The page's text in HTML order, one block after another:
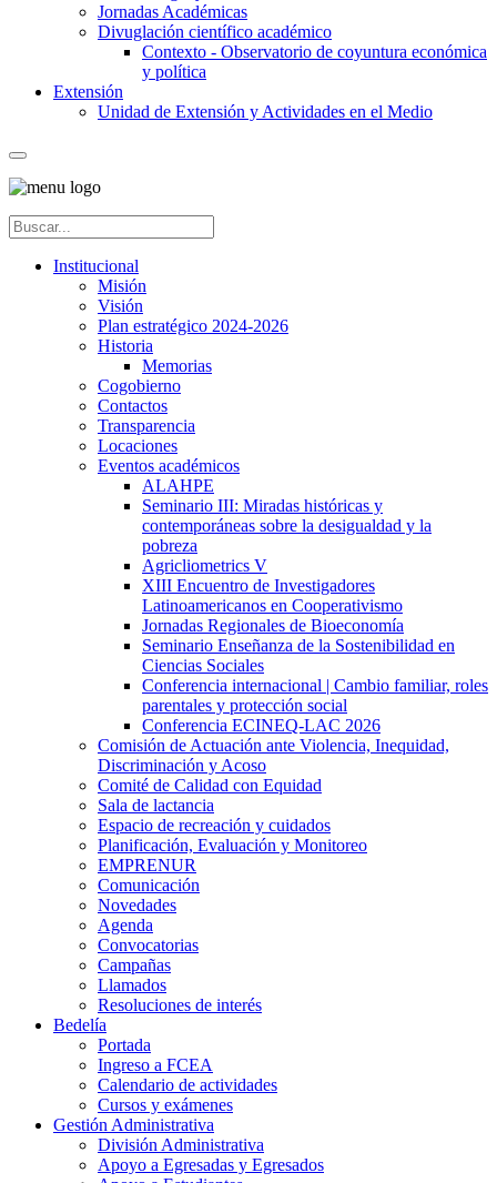
Jornadas Académicas
Divuglación científico académico
Contexto - Observatorio de coyuntura económica
y política
Extensión
Unidad de Extensión y Actividades en el Medio
Institucional
Misión
Visión
Plan estratégico 2024-2026
Historia
Memorias
Cogobierno
Contactos
Transparencia
Locaciones
Eventos académicos
ALAHPE
Seminario III: Miradas históricas y
contemporáneas sobre la desigualdad y la
pobreza
Agricliometrics V
XIII Encuentro de Investigadores
Latinoamericanos en Cooperativismo
Jornadas Regionales de Bioeconomía
Seminario Enseñanza de la Sostenibilidad en
Ciencias Sociales
Conferencia internacional | Cambio familiar, roles
parentales y protección social
Conferencia ECINEQ-LAC 2026
Comisión de Actuación ante Violencia, Inequidad,
Discriminación y Acoso
Comité de Calidad con Equidad
Sala de lactancia
Espacio de recreación y cuidados
Planificación, Evaluación y Monitoreo
EMPRENUR
Comunicación
Novedades
Agenda
Convocatorias
Campañas
Llamados
Resoluciones de interés
Bedelía
Portada
Ingreso a FCEA
Calendario de actividades
Cursos y exámenes
Gestión Administrativa
División Administrativa
Apoyo a Egresadas y Egresados